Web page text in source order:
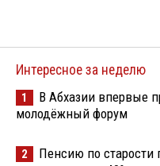
Интересное за неделю
1
В Абхазии впервые
молодёжный форум
2
Пенсию по старости